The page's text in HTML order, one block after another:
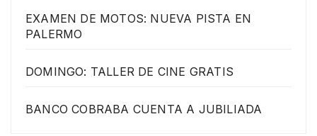
EXAMEN DE MOTOS: NUEVA PISTA EN
PALERMO
DOMINGO: TALLER DE CINE GRATIS
BANCO COBRABA CUENTA A JUBILIADA